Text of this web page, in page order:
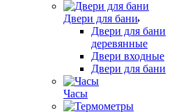
Двери для бани
Двери для бани
деревянные
Двери входные
Двери для бани
Часы